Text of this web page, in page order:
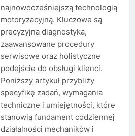
najnowocześniejszą technologią
motoryzacyjną. Kluczowe są
precyzyjna diagnostyka,
zaawansowane procedury
serwisowe oraz holistyczne
podejście do obsługi klienci.
Poniższy artykuł przybliży
specyfikę zadań, wymagania
techniczne i umiejętności, które
stanowią fundament codziennej
działalności mechaników i